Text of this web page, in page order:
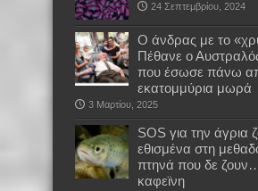
24 Σεπτεμβρίου, 2024
Ο άνδρας με το
Πέθανε ο
που έσωσε πάνω
εκατομμύρια μωρά
3 Μαρτίου, 2025
SOS για την άγρια
εθισμένα στη
πτηνά που δε
καφεϊνη